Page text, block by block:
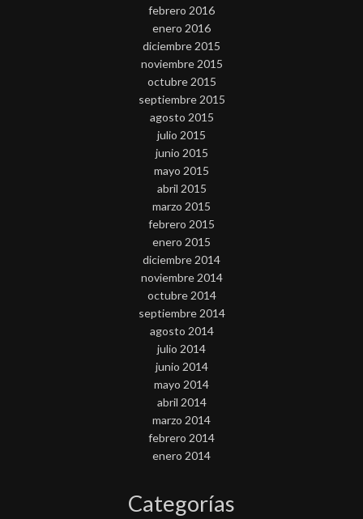
febrero 2016
enero 2016
diciembre 2015
noviembre 2015
octubre 2015
septiembre 2015
agosto 2015
julio 2015
junio 2015
mayo 2015
abril 2015
marzo 2015
febrero 2015
enero 2015
diciembre 2014
noviembre 2014
octubre 2014
septiembre 2014
agosto 2014
julio 2014
junio 2014
mayo 2014
abril 2014
marzo 2014
febrero 2014
enero 2014
Categorías